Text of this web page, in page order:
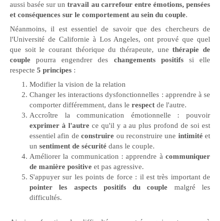
aussi basée sur untravail au carrefour entre émotions, pensées
et conséquences sur le comportement au sein du couple.
Néanmoins, il est essentiel de savoir que des chercheurs de
l'Université de Californie à Los Angeles, ont prouvé que quel
que soit le courant théorique du thérapeute, unethérapie de
couplepourra engendrer des changements positifs si elle
respecte 5 principes :
Modifier la vision de la relation
Changer les interactions dysfonctionnelles : apprendre à se
comporter différemment, dans le respect de l'autre.
Accroître la communication émotionnelle : pouvoir
exprimer à l'autre ce qu'il y a au plus profond de soi est
essentiel afin deconstruire ou reconstruire une intimité et
un sentiment de sécurité dans le couple.
Améliorer la communication : apprendre à communiquer
de manière positive et pas agressive.
S'appuyer sur les points de force : il est très important de
pointer les aspects positifs du couple malgré les
difficultés.